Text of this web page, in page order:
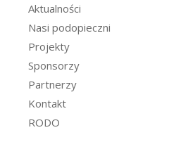
Aktualności
Nasi podopieczni
Projekty
Sponsorzy
Partnerzy
Kontakt
RODO